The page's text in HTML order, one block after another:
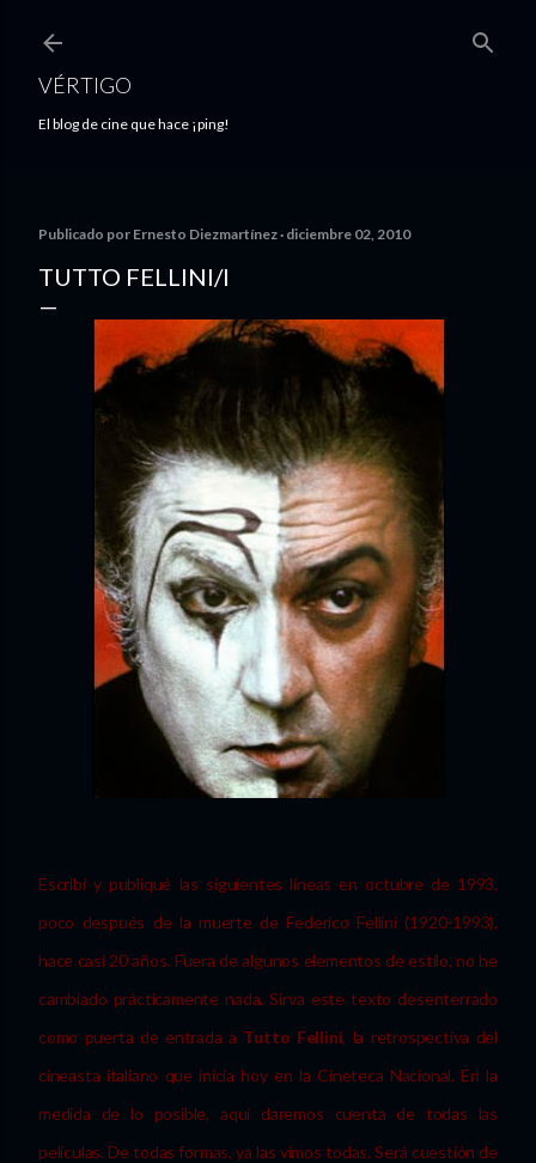
VÉRTIGO
El blog de cine que hace ¡ping!
Publicado por Ernesto Diezmartínez diciembre 02, 2010
TUTTO FELLINI/I
Escribí y publiqué las siguientes líneas en octubre de 1993,
poco después de la muerte de Federico Fellini (1920-1993),
hace casi 20 años. Fuera de algunos elementos de estilo, no he
cambiado prácticamente nada. Sirva este texto desenterrado
como puerta de entrada a Tutto Fellini, la retrospectiva del
cineasta italiano que inicia hoy en la Cineteca Nacional. En la
medida de lo posible, aquí daremos cuenta de todas las
películas. De todas formas, ya las vimos todas. Será cuestión de